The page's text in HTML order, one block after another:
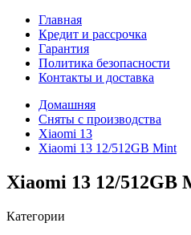
Главная
Кредит и рассрочка
Гарантия
Политика безопасности
Контакты и доставка
Домашняя
Сняты с производства
Xiaomi 13
Xiaomi 13 12/512GB Mint
Xiaomi 13 12/
Категории